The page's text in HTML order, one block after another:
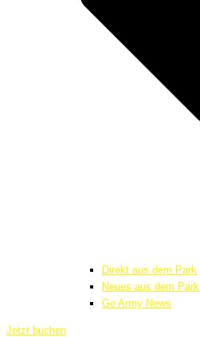
Direkt aus dem Park
Neues aus dem Park
Go Army News
Jetzt buchen